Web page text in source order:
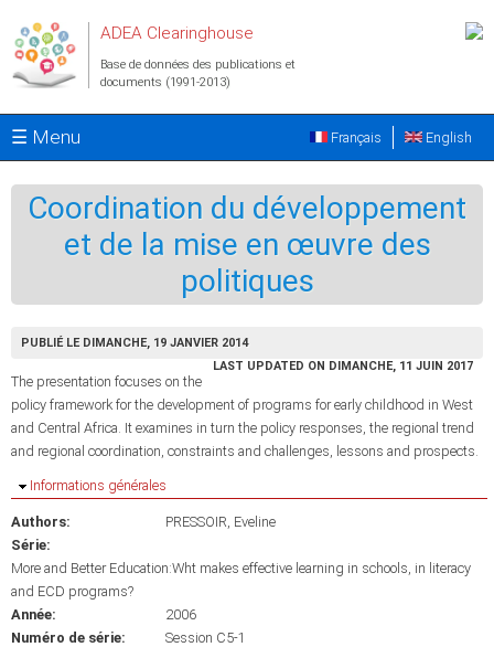
ADEA Clearinghouse
Base de données des publications et
documents (1991-2013)
☰ Menu English
Français
Coordination du développement
et de la mise en œuvre des
politiques
PUBLIÉ LE DIMANCHE, 19 JANVIER 2014
LAST UPDATED ON DIMANCHE, 11 JUIN 2017
The presentation focuses on the
policy framework for the development of programs for early childhood in West
and Central Africa. It examines in turn the policy responses, the regional trend
and regional coordination, constraints and challenges, lessons and prospects.
Masquer
Informations générales
Authors:
PRESSOIR, Eveline
Série:
More and Better Education:Wht makes effective learning in schools, in literacy
and ECD programs?
Année:
2006
Numéro de série:
Session C5-1